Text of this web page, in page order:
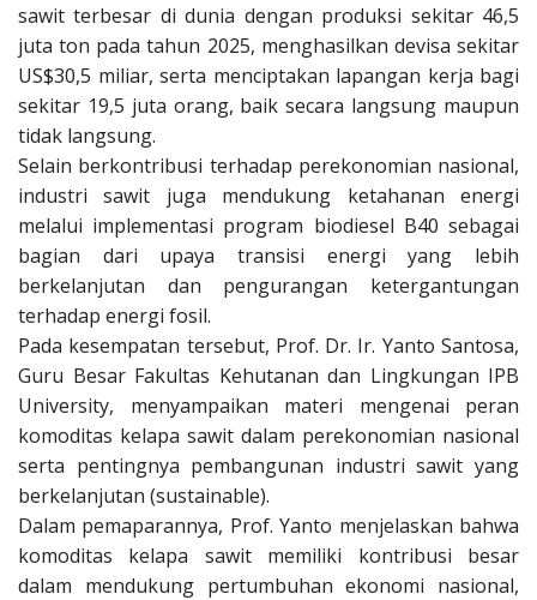
sawit terbesar di dunia dengan produksi sekitar 46,5
juta ton pada tahun 2025, menghasilkan devisa sekitar
US$30,5 miliar, serta menciptakan lapangan kerja bagi
sekitar 19,5 juta orang, baik secara langsung maupun
tidak langsung.
Selain berkontribusi terhadap perekonomian nasional,
industri sawit juga mendukung ketahanan energi
melalui implementasi program biodiesel B40 sebagai
bagian dari upaya transisi energi yang lebih
berkelanjutan dan pengurangan ketergantungan
terhadap energi fosil.
Pada kesempatan tersebut, Prof. Dr. Ir. Yanto Santosa,
Guru Besar Fakultas Kehutanan dan Lingkungan IPB
University, menyampaikan materi mengenai peran
komoditas kelapa sawit dalam perekonomian nasional
serta pentingnya pembangunan industri sawit yang
berkelanjutan (sustainable).
Dalam pemaparannya, Prof. Yanto menjelaskan bahwa
komoditas kelapa sawit memiliki kontribusi besar
dalam mendukung pertumbuhan ekonomi nasional,